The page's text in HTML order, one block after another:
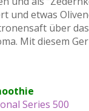
und etwas
über
Mit diesem
Series 500